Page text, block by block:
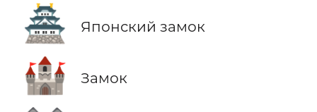
🏯 Японский замок
🏰 Замок